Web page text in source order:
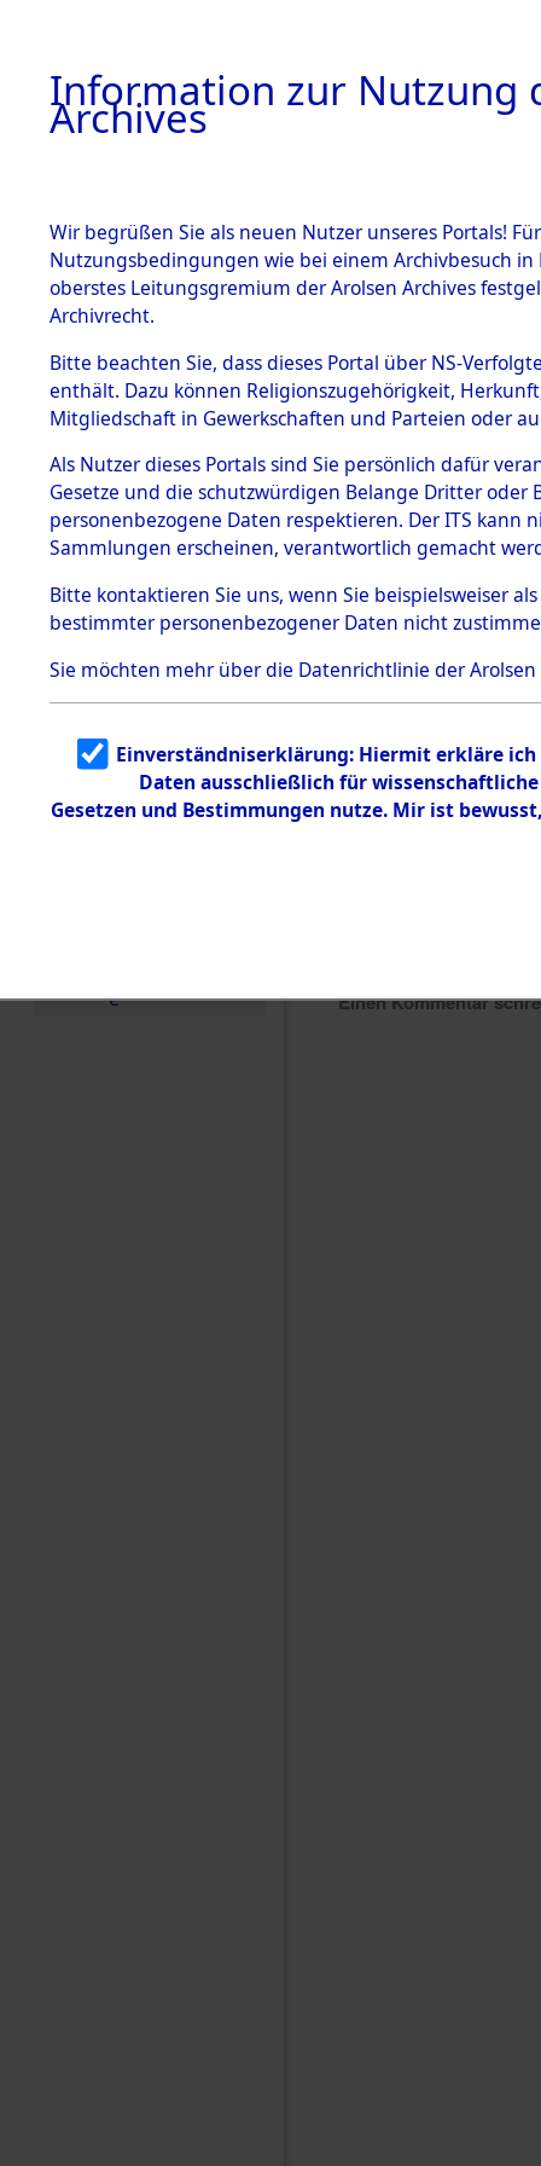
BESTÄNDE
1.
mente
5. Verschiedenes
5.3
Todesmärsche
5.3.1 Alliierte
Erhebungen
zu
Todesmärsch
en
5.3.2
Identifizierun
g
5.3.3
Todesmärsch
e
0229
Einen Kommentar
Information zur Nutzung
Archives
Wir begrüßen Sie als neuen Nutzer unseres Portals!
Nutzungsbedingungen wie bei einem Archivbesuch
oberstes Leitungsgremium der Arolsen Archives
Archivrecht.
Bitte beachten Sie, dass dieses Portal über NS-
enthält. Dazu können Religionszugehörigkeit,
Mitgliedschaft in Gewerkschaften und Parteien oder
Als Nutzer dieses Portals sind Sie persönlich dafür
Gesetze und die schutzwürdigen Belange Dritter
personenbezogene Daten respektieren. Der ITS
Sammlungen erscheinen, verantwortlich gemacht
Bitte kontaktieren Sie uns, wenn Sie beispielsweiser
bestimmter personenbezogener Daten nicht
Sie möchten mehr über die Datenrichtlinie der Arolsen
Einverständniserklärung: Hiermit erkläre
Daten ausschließlich für
Gesetzen und Bestimmungen nutze. Mir ist